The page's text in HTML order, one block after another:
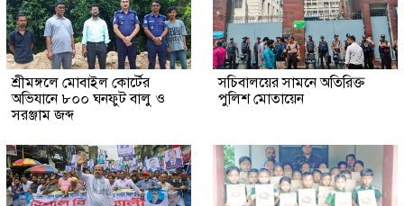
শ্রীমঙ্গলে মোবাইল কোর্টের
অভিযানে ৮০০ ঘনফুট বালু ও
সরঞ্জাম জব্দ
সচিবালয়ের সামনে অতিরিক্ত
পুলিশ মোতায়েন